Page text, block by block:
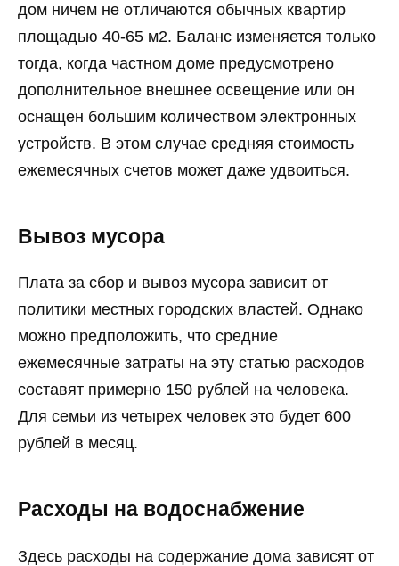
дом ничем не отличаются обычных квартир
площадью 40-65 м2. Баланс изменяется только
тогда, когда частном доме предусмотрено
дополнительное внешнее освещение или он
оснащен большим количеством электронных
устройств. В этом случае средняя стоимость
ежемесячных счетов может даже удвоиться.
Вывоз мусора
Плата за сбор и вывоз мусора зависит от
политики местных городских властей. Однако
можно предположить, что средние
ежемесячные затраты на эту статью расходов
составят примерно 150 рублей на человека.
Для семьи из четырех человек это будет 600
рублей в месяц.
Расходы на водоснабжение
Здесь расходы на содержание дома зависят от